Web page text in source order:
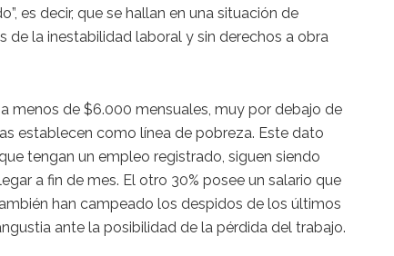
es decir, que se hallan en una situación de
de la inestabilidad laboral y sin derechos a obra
menos de $6.000 mensuales, muy por debajo de
establecen como línea de pobreza. Este dato
tengan un empleo registrado, siguen siendo
a fin de mes. El otro 30% posee un salario que
han campeado los despidos de los últimos
ante la posibilidad de la pérdida del trabajo.